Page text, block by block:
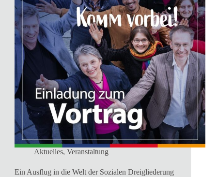
Aktuelles, Veranstaltung
Ein Ausflug in die Welt der Sozialen Dreigliederung